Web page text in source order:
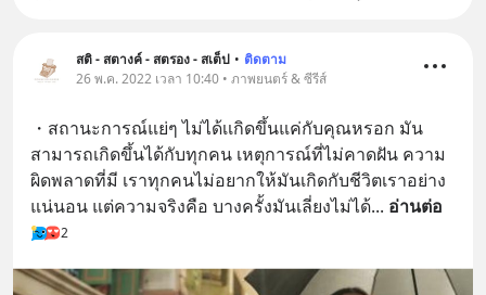
สติ - สตางค์ - สตรอง - สเต็ป • ติดตาม
26 พ.ค. 2022 เวลา 10:40 • ภาพยนตร์ & ซีรีส์
・สถานะการณ์แย่ๆ ไม่ได้เเกิดขึ้นแค่กับคุณหรอก มัน
สามารถเกิดขึ้นได้กับทุกคน เหตุการณ์ที่ไม่คาดฝัน ความ
ผิดพลาดที่มี เราทุกคนไม่อยากให้มันเกิดกับชีวิตเราอย่าง
แน่นอน แต่ความจริงคือ บางครั้งมันเลี่ยงไม่ได้... อ่านต่อ
2